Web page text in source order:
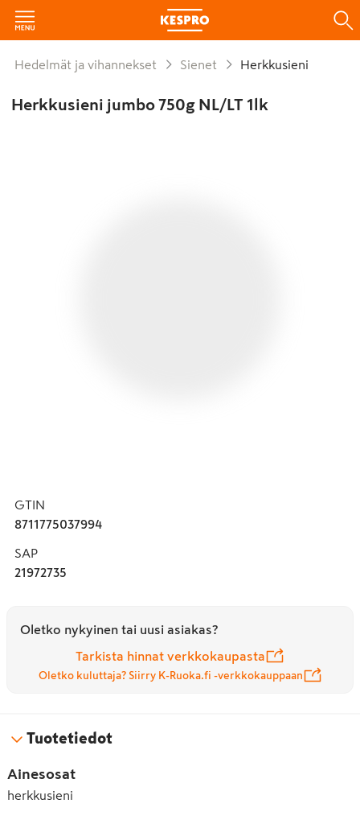
Hedelmät ja vihannekset Sienet Herkkusieni
Herkkusieni jumbo 750g NL/LT 1lk
GTIN
8711775037994
SAP
21972735
Oletko nykyinen tai uusi asiakas?
Tarkista hinnat verkkokaupasta
Oletko kuluttaja? Siirry K-Ruoka.fi -verkkokauppaan
Tuotetiedot
Ainesosat
herkkusieni